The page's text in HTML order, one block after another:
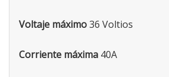
Voltaje máximo36 Voltios
Corriente máxima 40A